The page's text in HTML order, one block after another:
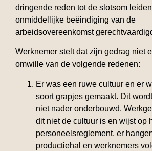
dringende reden tot de slotsom
onmiddellijke beëindiging van de
arbeidsovereenkomst
Werknemer stelt dat zijn gedrag niet
omwille van de volgende redenen:
Er was een ruwe cultuur en er
soort grapjes gemaakt. Dit
niet nader onderbouwd.
dit niet de cultuur is en wijst op
personeelsreglement, er
productiehal en werknemers